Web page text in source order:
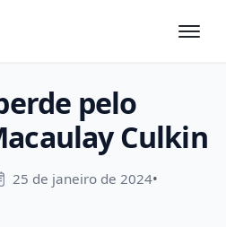
pelo
Culkin
25 de janeiro de 2024•